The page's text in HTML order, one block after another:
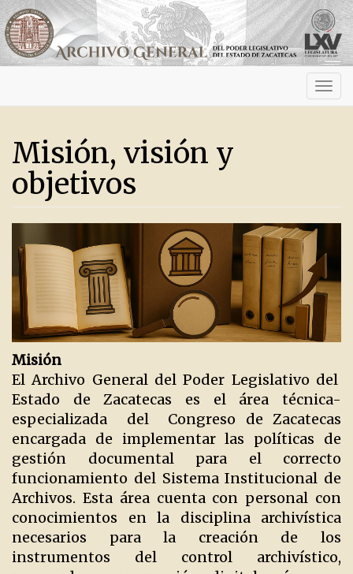
Misión, visión y
objetivos
Misión
El Archivo General del Poder Legislativo del
Estado de Zacatecas es el área técnica-
especializada del Congreso de Zacatecas
encargada de implementar las políticas de
gestión documental para el correcto
funcionamiento del Sistema Institucional de
Archivos. Esta área cuenta con personal con
conocimientos en la disciplina archivística
necesarios para la creación de los
instrumentos del control archivístico,